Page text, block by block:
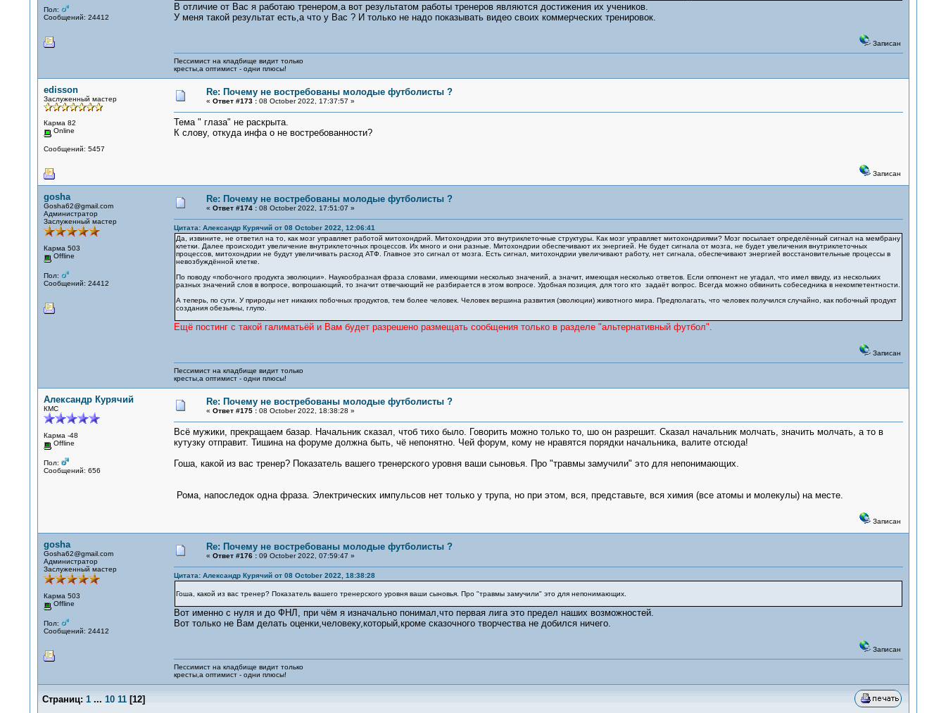
Пол:
Сообщений: 24412
В отличие от Вас я работаю тренером,а вот результатом работы тренеров являются достижения их учеников.
У меня такой результат есть,а что у Вас ? И только не надо показывать видео своих коммерческих тренировок.
Записан
Пессимист на кладбище видит только
кресты,а оптимист - одни плюсы!
edisson
Заслуженный мастер
Карма 82
Online
Сообщений: 5457
Re: Почему не востребованы молодые футболисты ?
« Ответ #173 :08 October 2022, 17:37:57 »
Тема " глаза" не раскрыта.
К слову, откуда инфа о не востребованности?
Записан
gosha
Gosha62@gmail.com
Администратор
Заслуженный мастер
Карма 503
Offline
Пол:
Сообщений: 24412
Re: Почему не востребованы молодые футболисты ?
« Ответ #174 :08 October 2022, 17:51:07 »
Цитата: Александр Курячий от 08 October 2022, 12:06:41
Да, извините, не ответил на то, как мозг управляет работой митохондрий. Митохондрии это внутриклеточные структуры. Как мозг управляет митохондриями? Мозг посылает определённый сигнал на мембрану
клетки. Далее происходит увеличение внутриклеточных процессов. Их много и они разные. Митохондрии обеспечивают их энергией. Не будет сигнала от мозга, не будет увеличения внутриклеточных
процессов, митохондрии не будут увеличивать расход АТФ. Главное это сигнал от мозга. Есть сигнал, митохондрии увеличивают работу, нет сигнала, обеспечивают энергией восстановительные процессы в
невозбуждённой клетке.
По поводу «побочного продукта эволюции». Наукообразная фраза словами, имеющими несколько значений, а значит, имеющая несколько ответов. Если оппонент не угадал, что имел ввиду, из нескольких
разных значений слов в вопросе, вопрошающий, то значит отвечающий не разбирается в этом вопросе. Удобная позиция, для того кто задаёт вопрос. Всегда можно обвинить собеседника в некомпетентности.
А теперь, по сути. У природы нет никаких побочных продуктов, тем более человек. Человек вершина развития (эволюции) животного мира. Предполагать, что человек получился случайно, как побочный продукт
создания обезьяны, глупо.
Ещё постинг с такой галиматьёй и Вам будет разрешено размещать сообщения только в разделе "альтернативный футбол".
Записан
Пессимист на кладбище видит только
кресты,а оптимист - одни плюсы!
Александр Курячий
КМС
Карма -48
Offline
Пол:
Сообщений: 656
Re: Почему не востребованы молодые футболисты ?
« Ответ #175 :08 October 2022, 18:38:28 »
Всё мужики, прекращаем базар. Начальник сказал, чтоб тихо было. Говорить можно только то, шо он разрешит. Сказал начальник молчать, значить молчать, а то в
кутузку отправит. Тишина на форуме должна быть, чё непонятно. Чей форум, кому не нравятся порядки начальника, валите отсюда!
Гоша, какой из вас тренер? Показатель вашего тренерского уровня ваши сыновья. Про "травмы замучили" это для непонимающих.
Рома, напоследок одна фраза. Электрических импульсов нет только у трупа, но при этом, вся, представьте, вся химия (все атомы и молекулы) на месте.
Записан
gosha
Gosha62@gmail.com
Администратор
Заслуженный мастер
Карма 503
Offline
Пол:
Сообщений: 24412
Re: Почему не востребованы молодые футболисты ?
« Ответ #176 :09 October 2022, 07:59:47 »
Цитата: Александр Курячий от 08 October 2022, 18:38:28
Гоша, какой из вас тренер? Показатель вашего тренерского уровня ваши сыновья. Про "травмы замучили" это для непонимающих.
Вот именно с нуля и до ФНЛ, при чём я изначально понимал,что первая лига это предел наших возможностей.
Вот только не Вам делать оценки,человеку,который,кроме сказочного творчества не добился ничего.
Записан
Пессимист на кладбище видит только
кресты,а оптимист - одни плюсы!
Страниц: 1 ... 10 11[12]